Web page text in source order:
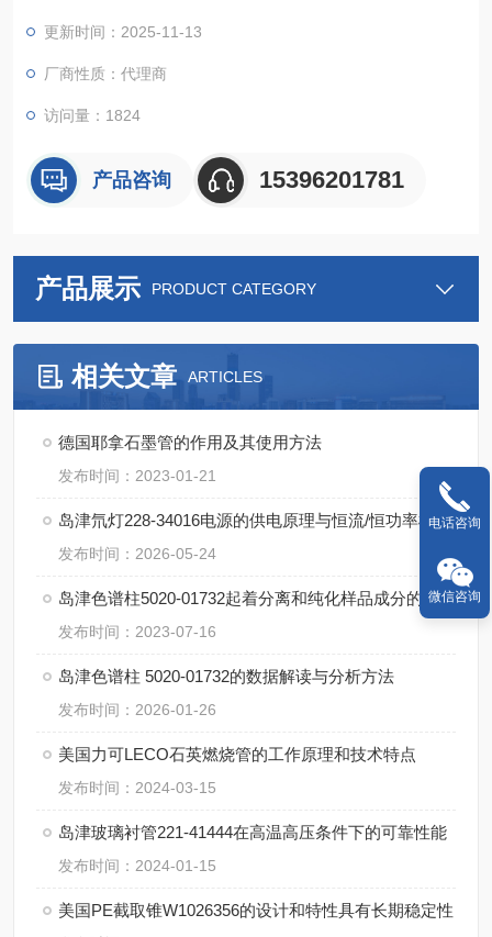
更新时间：2025-11-13
厂商性质：代理商
访问量：1824
产品咨询 15396201781
产品展示 PRODUCT CATEGORY
相关文章 ARTICLES
德国耶拿石墨管的作用及其使用方法
发布时间：2023-01-21
岛津氘灯228-34016电源的供电原理与恒流/恒功率模式对灯寿命的影响
发布时间：2026-05-24
岛津色谱柱5020-01732起着分离和纯化样品成分的重要作用
发布时间：2023-07-16
岛津色谱柱 5020-01732的数据解读与分析方法
发布时间：2026-01-26
美国力可LECO石英燃烧管的工作原理和技术特点
发布时间：2024-03-15
岛津玻璃衬管221-41444在高温高压条件下的可靠性能
发布时间：2024-01-15
美国PE截取锥W1026356的设计和特性具有长期稳定性
电话咨询
微信咨询